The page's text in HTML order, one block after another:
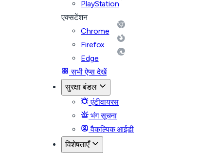
PlayStation
एक्सटेंशन
Chrome
Firefox
Edge
सभी ऐप्स देखें
सुरक्षा बंडल
एंटीवायरस
भंग सूचना
वैकल्पिक आईडी
विशेषताएँ